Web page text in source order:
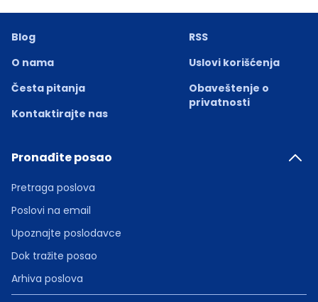
Blog
O nama
Česta pitanja
Kontaktirajte nas
RSS
Uslovi korišćenja
Obaveštenje o
privatnosti
Pronađite posao
Pretraga poslova
Poslovi na email
Upoznajte poslodavce
Dok tražite posao
Arhiva poslova